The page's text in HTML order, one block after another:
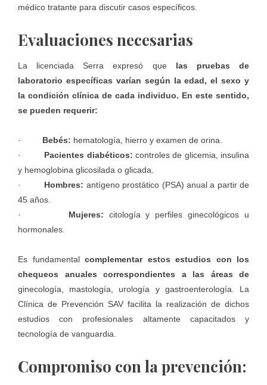
médico tratante para discutir casos específicos.
Evaluaciones necesarias
La licenciada Serra expresó que las pruebas de
laboratorio específicas varían según la edad, el sexo y
la condición clínica de cada individuo. En este sentido,
se pueden requerir:
· Bebés: hematología, hierro y examen de orina.
· Pacientes diabéticos: controles de glicemia, insulina
y hemoglobina glicosilada o glicada.
· Hombres: antígeno prostático (PSA) anual a partir de
45 años.
· Mujeres: citología y perfiles ginecológicos u
hormonales.
Es fundamental complementar estos estudios con los
chequeos anuales correspondientes a las áreas de
ginecología, mastología, urología y gastroenterología. La
Clínica de Prevención SAV facilita la realización de dichos
estudios con profesionales altamente capacitados y
tecnología de vanguardia.
Compromiso con la prevención: